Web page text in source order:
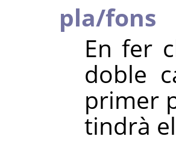
pla/fons
En fer
doble
primer
tindrà